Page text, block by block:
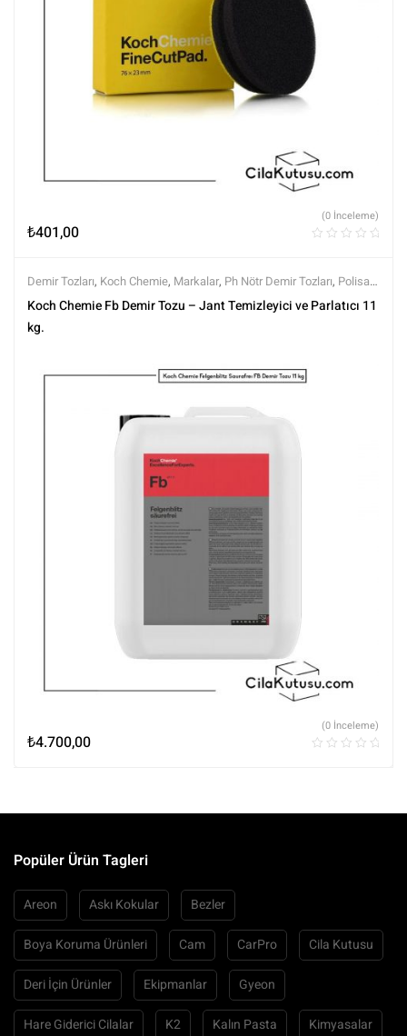
₺401,00
(0 İnceleme)
Demir Tozları, Koch Chemie, Markalar, Ph Nötr Demir Tozları, Polisaj
ve Parlatma,Tüm Ürünler,Tüm Ürünler,Yüzey Temizleyici ve
Arındırıcılar
Koch Chemie Fb Demir Tozu – Jant Temizleyici ve Parlatıcı 11
kg.
₺4.700,00
(0 İnceleme)
Popüler Ürün Tagleri
Areon Askı Kokular Bezler
Boya Koruma Ürünleri Cam CarPro Cila Kutusu
Deri İçin Ürünler Ekipmanlar Gyeon
Hare Giderici Cilalar K2 Kalın Pasta Kimyasalar